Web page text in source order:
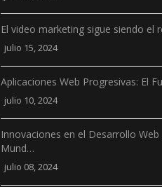
El video marketing sigue siendo el
julio 15, 2024
Aplicaciones Web Progresivas: El
julio 10, 2024
Innovaciones en el Desarrollo
Mund…
julio 08, 2024